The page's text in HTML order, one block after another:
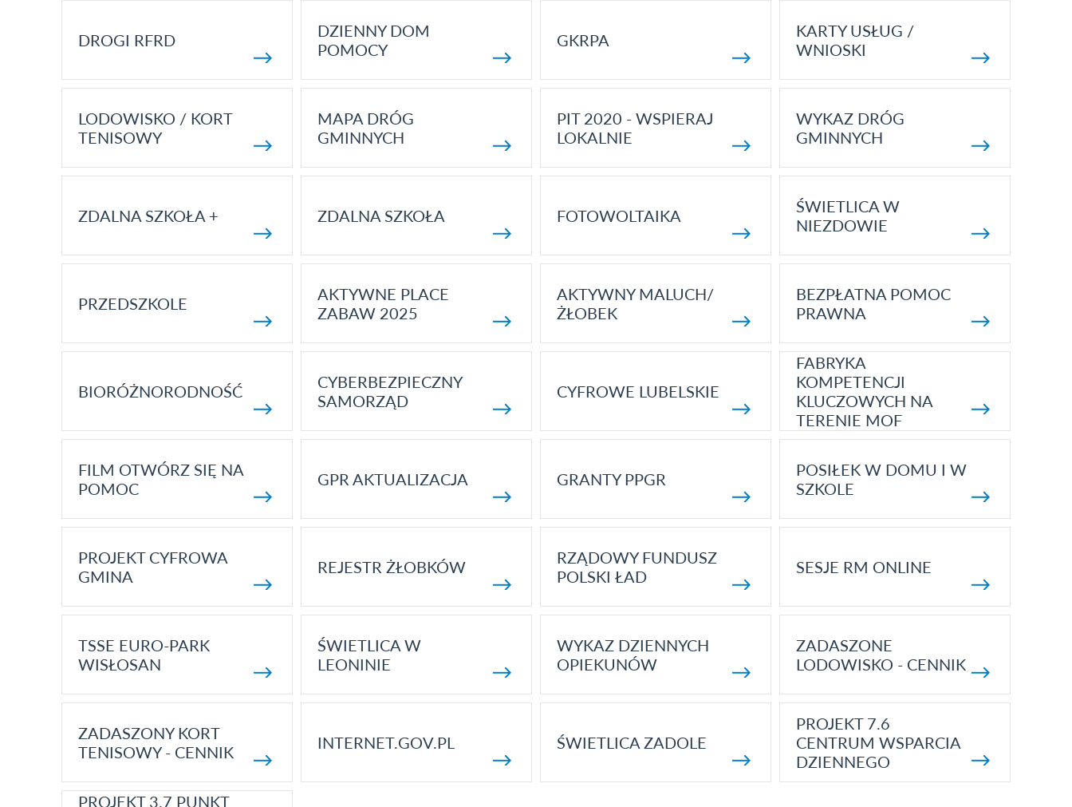
DROGI RFRD
DZIENNY DOM
POMOCY
GKRPA
KARTY USŁUG /
WNIOSKI
LODOWISKO / KORT
TENISOWY
MAPA DRÓG
GMINNYCH
PIT 2020 - WSPIERAJ
LOKALNIE
WYKAZ DRÓG
GMINNYCH
ZDALNA SZKOŁA + ZDALNA SZKOŁA FOTOWOLTAIKA
ŚWIETLICA W
NIEZDOWIE
PRZEDSZKOLE
AKTYWNE PLACE
ZABAW 2025
AKTYWNY MALUCH/
ŻŁOBEK
BEZPŁATNA POMOC
PRAWNA
BIORÓŻNORODNOŚĆ
CYBERBEZPIECZNY
SAMORZĄD
CYFROWE LUBELSKIE
FABRYKA
KOMPETENCJI
KLUCZOWYCH NA
TERENIE MOF
FILM OTWÓRZ SIĘ NA
POMOC
GPR AKTUALIZACJA GRANTY PPGR
POSIŁEK W DOMU I W
SZKOLE
PROJEKT CYFROWA
GMINA
REJESTR ŻŁOBKÓW
RZĄDOWY FUNDUSZ
POLSKI ŁAD
SESJE RM ONLINE
TSSE EURO-PARK
WISŁOSAN
ŚWIETLICA W
LEONINIE
WYKAZ DZIENNYCH
OPIEKUNÓW
ZADASZONE
LODOWISKO - CENNIK
ZADASZONY KORT
TENISOWY - CENNIK
INTERNET.GOV.PL ŚWIETLICA ZADOLE
PROJEKT 7.6
CENTRUM WSPARCIA
DZIENNEGO
PROJEKT 3.7 PUNKT